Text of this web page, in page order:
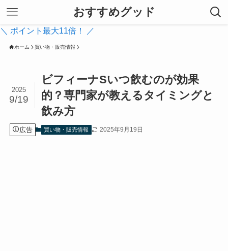
おすすめグッド
＼ ポイント最大11倍！ ／
ホーム 買い物・販売情報
ビフィーナSいつ飲むのが効果
的？専門家が教えるタイミングと
飲み方
2025
9/19
広告 買い物・販売情報 2025年9月19日